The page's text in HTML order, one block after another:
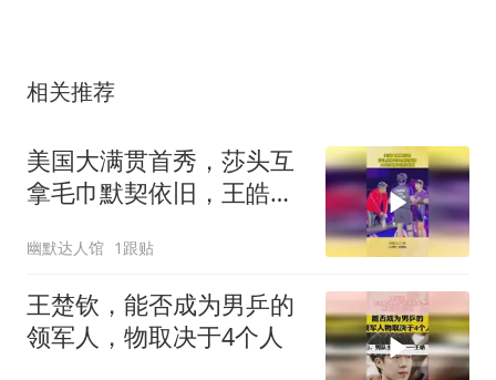
相关推荐
美国大满贯首秀，莎头互
拿毛巾默契依旧，王皓当
幽默达人馆 1跟贴
王楚钦，能否成为男乒的
领军人，物取决于4个人